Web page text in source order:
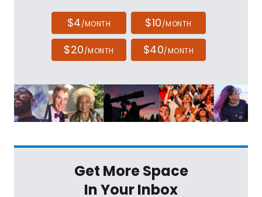
$4/MONTH $10/MONTH
$20/MONTH $40/MONTH
Get More Space
In Your Inbox